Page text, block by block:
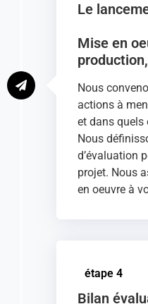
Le
Mise en
Nous
actions à
et dans quels
Nous
d’évaluation
projet. Nous
en oeuvre à
étape 4
Bilan